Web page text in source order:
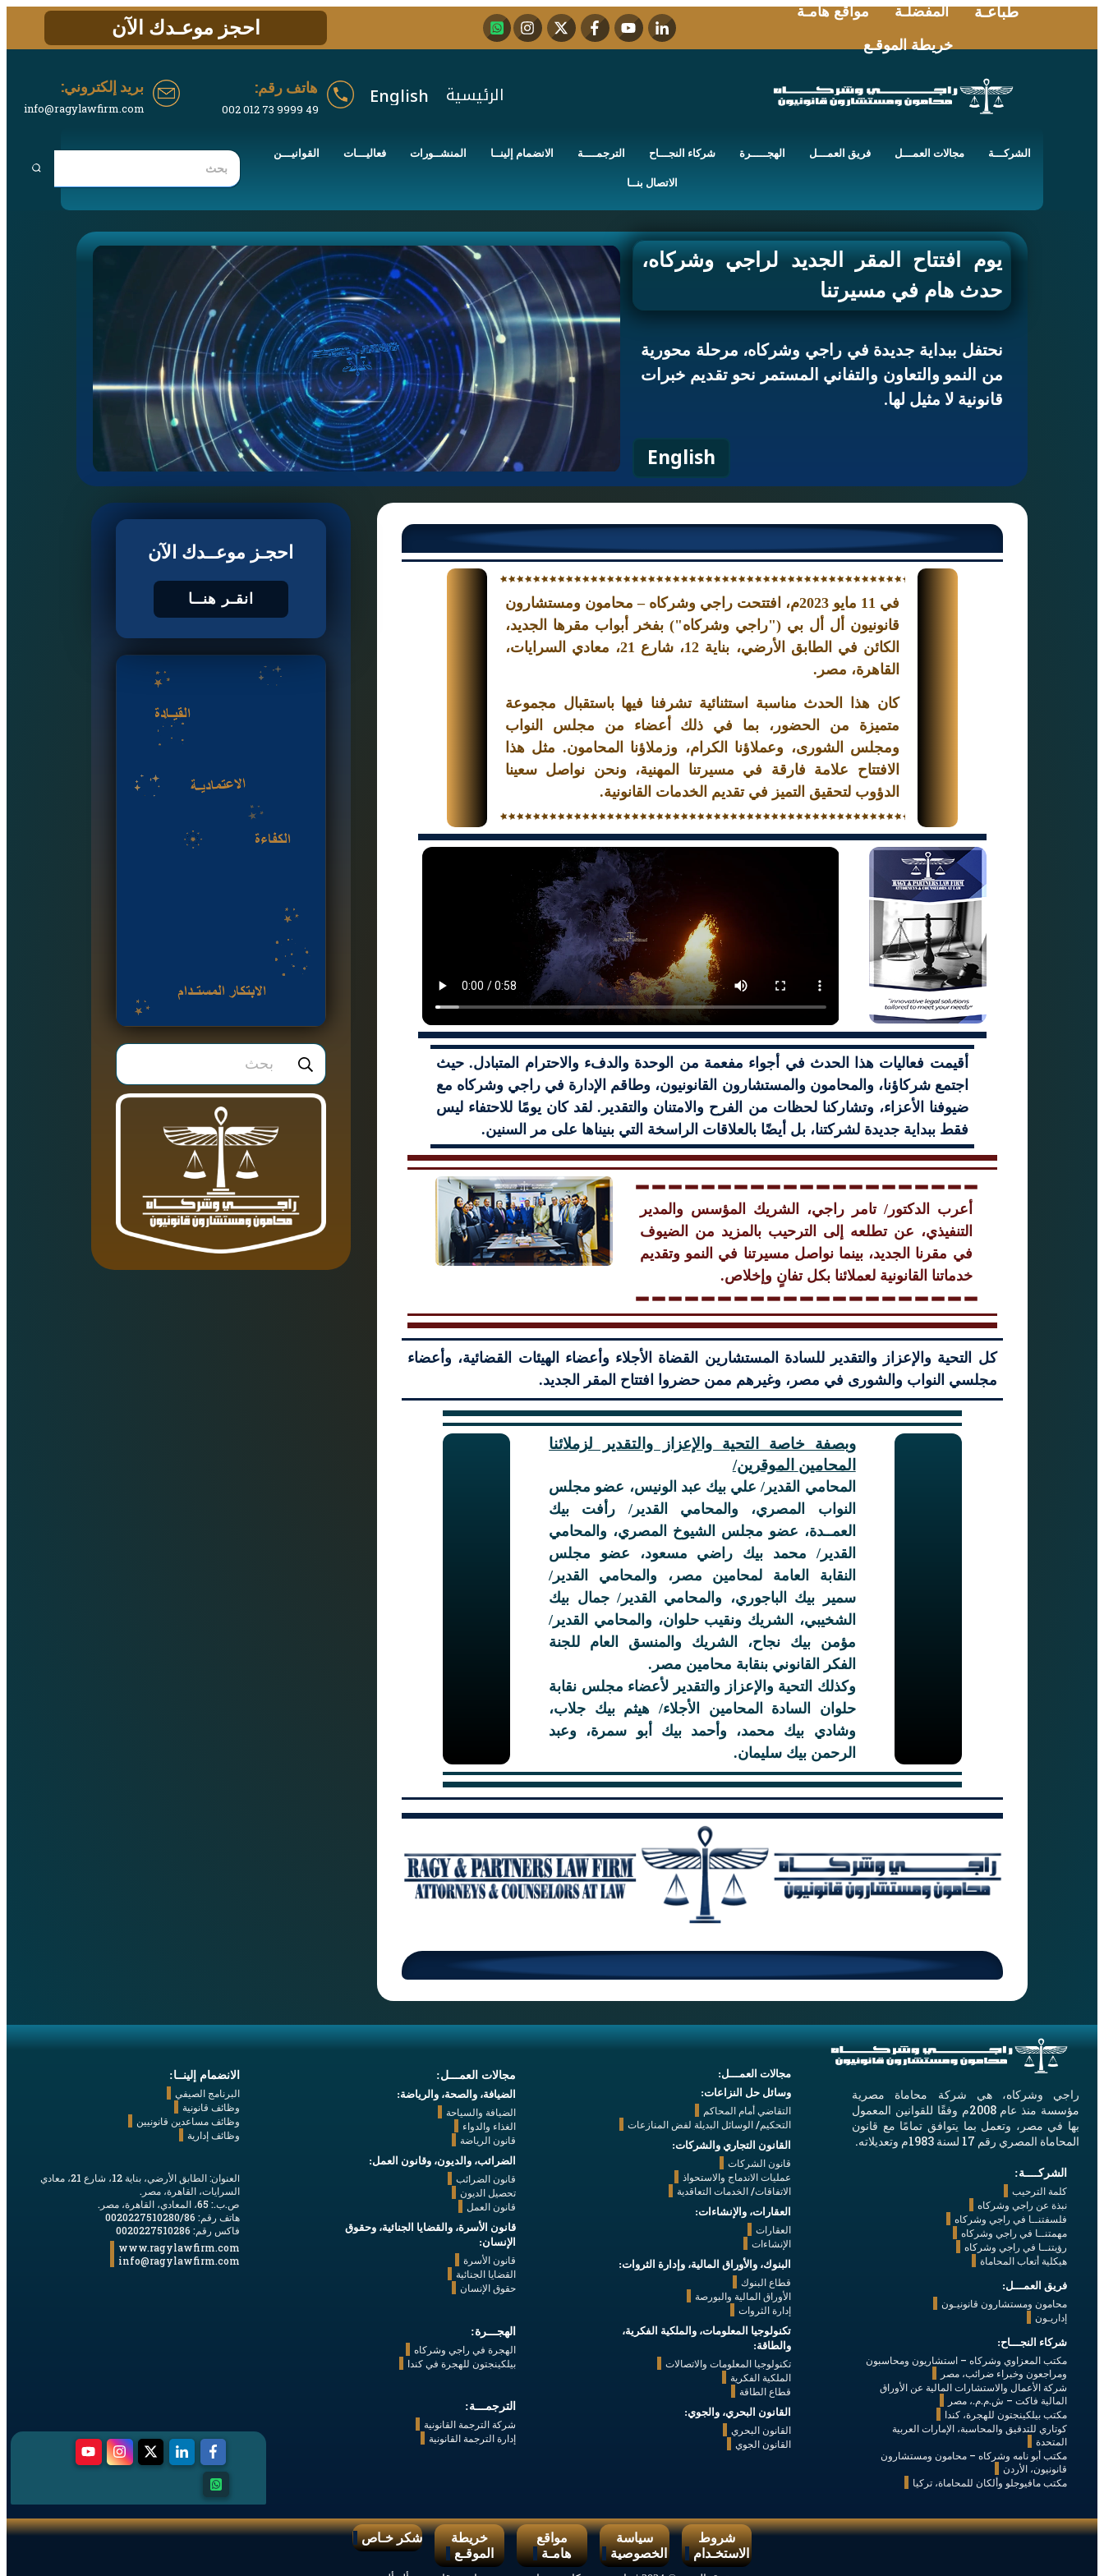
طباعـة المفضلـة
مواقع هامـة
خريطة الموقـع
احجز موعـدك الآن
الرئيسية English هاتف رقم:
49 9999 73 012 002
بريد إلكتروني:
info@ragylawfirm.com
الشركـــة مجالات العمـــل فريق العمـــل الهجـــــرة شركاء النجـــاح الترجمــــة الانضمام إلينــا المنشــورات فعاليـــات القوانيـــن
الاتصال بنــا
يوم افتتاح المقر الجديد لراجي وشركاه،
حدث هام في مسيرتنا
نحتفل ببداية جديدة في راجي وشركاه، مرحلة محورية
من النمو والتعاون والتفاني المستمر نحو تقديم خبرات
قانونية لا مثيل لها.
English
في 11 مايو 2023م، افتتحت راجي وشركاه – محامون ومستشارون
قانونيون أل أل بي ("راجي وشركاه") بفخر أبواب مقرها الجديد،
الكائن في الطابق الأرضي، بناية 12، شارع 21، معادي السرايات،
القاهرة، مصر.
كان هذا الحدث مناسبة استثنائية تشرفنا فيها باستقبال مجموعة
متميزة من الحضور، بما في ذلك أعضاء من مجلس النواب
ومجلس الشورى، وعملاؤنا الكرام، وزملاؤنا المحامون. مثل هذا
الافتتاح علامة فارقة في مسيرتنا المهنية، ونحن نواصل سعينا
الدؤوب لتحقيق التميز في تقديم الخدمات القانونية.
أقيمت فعاليات هذا الحدث في أجواء مفعمة من الوحدة والدفء والاحترام المتبادل. حيث
اجتمع شركاؤنا، والمحامون والمستشارون القانونيون، وطاقم الإدارة في راجي وشركاه مع
ضيوفنا الأعزاء، وتشاركنا لحظات من الفرح والامتنان والتقدير. لقد كان يومًا للاحتفاء ليس
فقط ببداية جديدة لشركتنا، بل أيضًا بالعلاقات الراسخة التي بنيناها على مر السنين.
أعرب الدكتور/ تامر راجي، الشريك المؤسس والمدير
التنفيذي، عن تطلعه إلى الترحيب بالمزيد من الضيوف
في مقرنا الجديد، بينما نواصل مسيرتنا في النمو وتقديم
خدماتنا القانونية لعملائنا بكل تفانٍ وإخلاص.
كل التحية والإعزاز والتقدير للسادة المستشارين القضاة الأجلاء وأعضاء الهيئات القضائية، وأعضاء
مجلسي النواب والشورى في مصر، وغيرهم ممن حضروا افتتاح المقر الجديد.
وبصفة خاصة التحية والإعزاز والتقدير لزملائنا
المحامين الموقرين/
المحامي القدير/ علي بيك عبد الونيس، عضو مجلس
النواب المصري، والمحامي القدير/ رأفت بيك
العمــدة، عضو مجلس الشيوخ المصري، والمحامي
القدير/ محمد بيك راضي مسعود، عضو مجلس
النقابة العامة لمحامين مصر، والمحامي القدير/
سمير بيك الباجوري، والمحامي القدير/ جمال بيك
الشخيبي، الشريك ونقيب حلوان، والمحامي القدير/
مؤمن بيك نجاح، الشريك والمنسق العام للجنة
الفكر القانوني بنقابة محامين مصر.
وكذلك التحية والإعزاز والتقدير لأعضاء مجلس نقابة
حلوان السادة المحامين الأجلاء/ هيثم بيك جلاب،
وشادي بيك محمد، وأحمد بيك أبو سمرة، وعبد
الرحمن بيك سليمان.
احجـز موعــدك الآن
انقـر هنــا
راجي وشركاه، هي شركة محاماة مصرية
مؤسسة منذ عام 2008م وفقًا للقوانين المعمول
بها في مصر، وتعمل بما يتوافق تمامًا مع قانون
المحاماة المصري رقم 17 لسنة 1983م وتعديلاته.
الشركــــة:
كلمة الترحيب
نبذة عن راجي وشركاه
فلسفتنــا في راجي وشركاه
مهمتنــا في راجي وشركاه
رؤيتنــا في راجي وشركاه
هيكلية أتعاب المحاماة
فريق العمـــل:
محامون ومستشارون قانونيـون
إداريـون
شركاء النجـــاح:
مكتب المعزاوي وشركاه – استشاريون ومحاسبون
ومراجعون وخبراء ضرائب، مصر
شركة الأعمال والاستشارات المالية عن الأوراق
المالية فاكت – ش.م.م.، مصر
مكتب بيلكينجتون للهجرة، كندا
كوتاري للتدقيق والمحاسبة، الإمارات العربية
المتحدة
مكتب أبو نامه وشركاه – محامون ومستشارون
قانونيون، الأردن
مكتب مافيوجلو وألكان للمحاماة، تركيا
مجالات العمـــل:
وسائل حل النزاعات:
التقاضي أمام المحاكم
التحكيم/ الوسائل البديلة لفض المنازعات
القانون التجاري والشركات:
قانون الشركات
عمليات الاندماج والاستحواذ
الاتفاقات/ الخدمات التعاقدية
العقارات، والإنشاءات:
العقارات
الإنشاءات
البنوك، والأوراق المالية، وإدارة الثروات:
قطاع البنوك
الأوراق المالية والبورصة
إدارة الثروات
تكنولوجيا المعلومات، والملكية الفكرية،
والطاقة:
تكنولوجيا المعلومات والاتصالات
الملكية الفكرية
قطاع الطاقة
القانون البحري، والجوي:
القانون البحري
القانون الجوي
مجالات العمـــل:
الضيافة، والصحة، والرياضة:
الضيافة والسياحة
الغذاء والدواء
قانون الرياضة
الضرائب، والديون، وقانون العمل:
قانون الضرائب
تحصيل الديون
قانون العمل
قانون الأسرة، والقضايا الجنائية، وحقوق
الإنسان:
قانون الأسرة
القضايا الجنائية
حقوق الإنسان
الهجـــرة:
الهجرة في راجي وشركاه
بيلكينجتون للهجرة في كندا
الترجمـــة:
شركة الترجمة القانونية
إدارة الترجمة القانونية
الانضمام إلينــا:
البرنامج الصيفي
وظائف قانونية
وظائف مساعدين قانونيين
وظائف إدارية
العنوان:
الطابق الأرضي، بناية 12، شارع 21، معادي
السرايات، القاهرة، مصر.
ص.ب.: 65، المعادي، القاهرة، مصر.
هاتف رقم: 0020227510280/86
فاكس رقم: 0020227510286
www.ragylawfirm.com
info@ragylawfirm.com
شروط
الاستخـدام
سياسة
الخصوصية
مواقع
هامـة
خريطة
الموقـع
شكر خـاص